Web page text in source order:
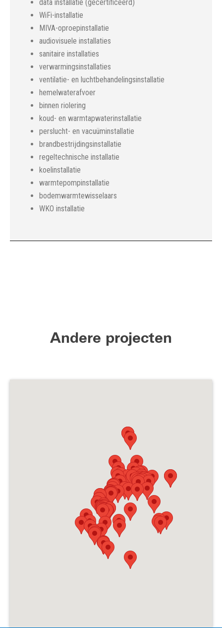
data installatie (gecertificeerd)
WiFi-installatie
MIVA-oproepinstallatie
audiovisuele installaties
sanitaire installaties
verwarmingsinstallaties
ventilatie- en luchtbehandelingsinstallatie
hemelwaterafvoer
binnen riolering
koud- en warmtapwaterinstallatie
perslucht- en vacuüminstallatie
brandbestrijdingsinstallatie
regeltechnische installatie
koelinstallatie
warmtepompinstallatie
bodemwarmtewisselaars
WKO installatie
Andere projecten